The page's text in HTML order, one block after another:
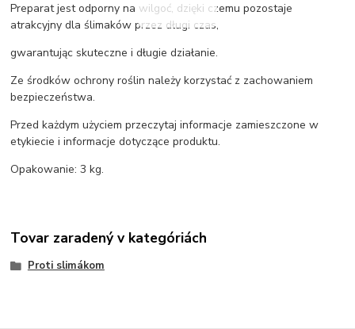
Preparat jest odporny na wilgoć, dzięki czemu pozostaje
atrakcyjny dla ślimaków przez długi czas,
gwarantując skuteczne i długie działanie.
Ze środków ochrony roślin należy korzystać z zachowaniem
bezpieczeństwa.
Przed każdym użyciem przeczytaj informacje zamieszczone w
etykiecie i informacje dotyczące produktu.
Opakowanie: 3 kg.
Tovar zaradený v kategóriách
Proti slimákom